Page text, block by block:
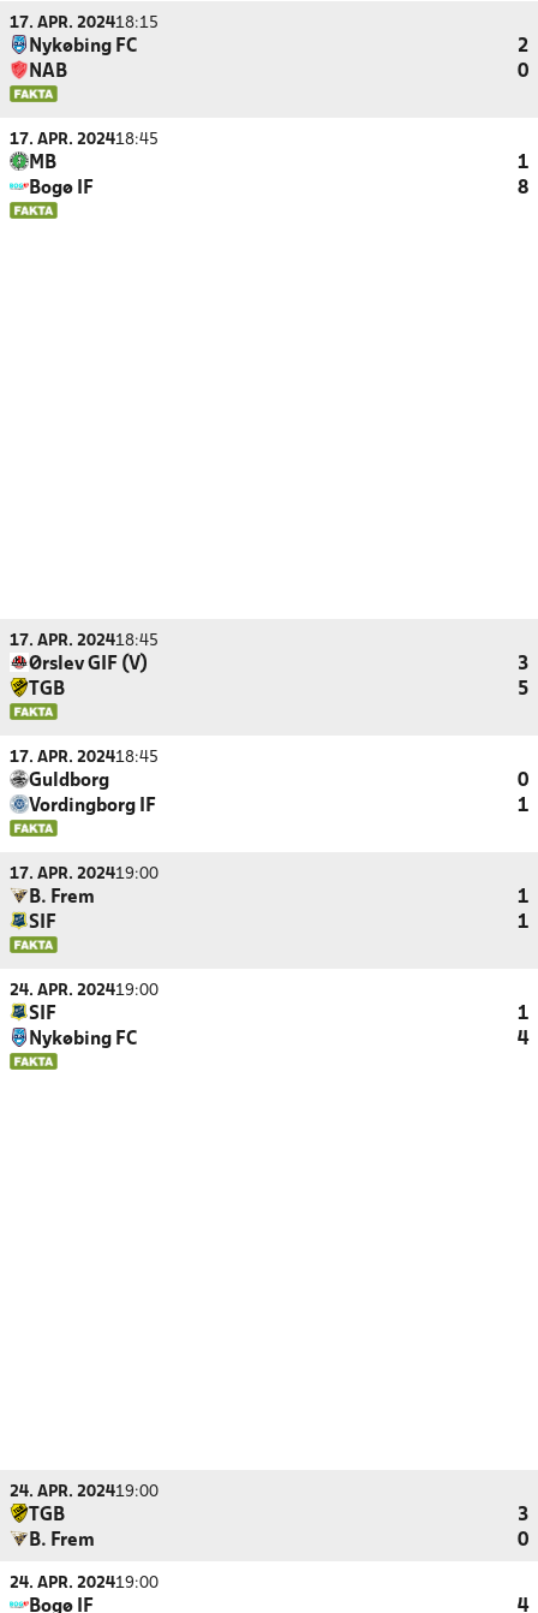
17. APR. 202418:15
Nykøbing FC
2
NAB
0
17. APR. 202418:45
MB
1
Bogø IF
8
17. APR. 202418:45
Ørslev GIF (V)
3
TGB
5
17. APR. 202418:45
Guldborg
0
Vordingborg IF
1
17. APR. 202419:00
B. Frem
1
SIF
1
24. APR. 202419:00
SIF
1
Nykøbing FC
4
24. APR. 202419:00
TGB
3
B. Frem
0
24. APR. 202419:00
Bogø IF 4